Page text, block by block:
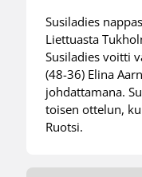
Susiladies
Liettuasta
Susiladies voitti
(48-36) Elina
johdattamana.
toisen ottelun,
Ruotsi.